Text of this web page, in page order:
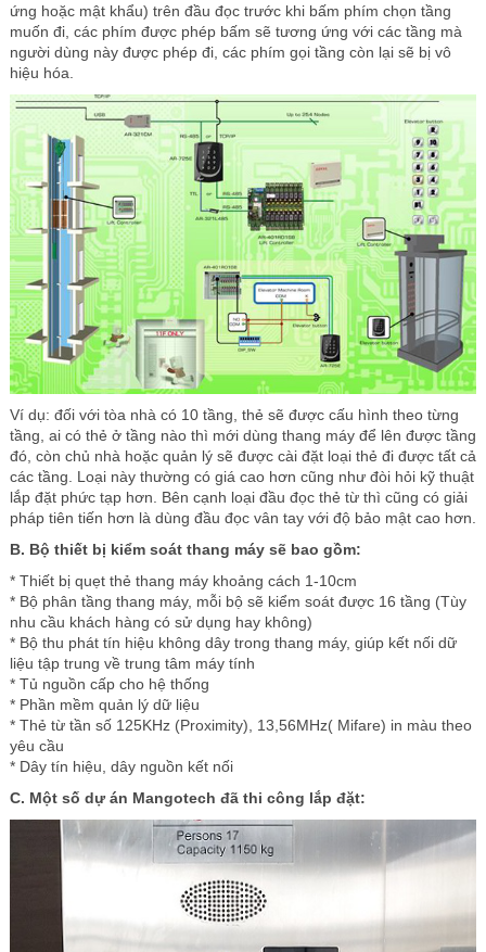
ứng hoặc mật khẩu) trên đầu đọc trước khi bấm phím chọn tầng
muốn đi, các phím được phép bấm sẽ tương ứng với các tầng mà
người dùng này được phép đi, các phím gọi tầng còn lại sẽ bị vô
hiệu hóa.
Ví dụ: đối với tòa nhà có 10 tầng, thẻ sẽ được cấu hình theo từng
tầng, ai có thẻ ở tầng nào thì mới dùng thang máy để lên được tầng
đó, còn chủ nhà hoặc quản lý sẽ được cài đặt loại thẻ đi được tất cả
các tầng. Loại này thường có giá cao hơn cũng như đòi hỏi kỹ thuật
lắp đặt phức tạp hơn. Bên cạnh loại đầu đọc thẻ từ thì cũng có giải
pháp tiên tiến hơn là dùng đầu đọc vân tay với độ bảo mật cao hơn.
B. Bộ thiết bị kiểm soát thang máy sẽ bao gồm:
* Thiết bị quẹt thẻ thang máy khoảng cách 1-10cm
* Bộ phân tầng thang máy, mỗi bộ sẽ kiểm soát được 16 tầng (Tùy
nhu cầu khách hàng có sử dụng hay không)
* Bộ thu phát tín hiệu không dây trong thang máy, giúp kết nối dữ
liệu tập trung về trung tâm máy tính
* Tủ nguồn cấp cho hệ thống
* Phần mềm quản lý dữ liệu
* Thẻ từ tần số 125KHz (Proximity), 13,56MHz( Mifare) in màu theo
yêu cầu
* Dây tín hiệu, dây nguồn kết nối
C. Một số dự án Mangotech đã thi công lắp đặt: